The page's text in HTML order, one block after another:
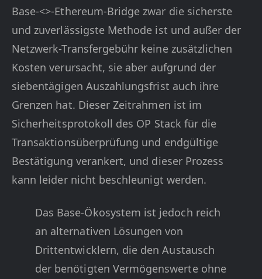
Base-<>-Ethereum-Bridge zwar die sicherste
und zuverlässigste Methode ist und außer der
Netzwerk-Transfergebühr keine zusätzlichen
Kosten verursacht, sie aber aufgrund der
siebentägigen Auszahlungsfrist auch ihre
Grenzen hat. Dieser Zeitrahmen ist im
Sicherheitsprotokoll des OP Stack für die
Transaktionsüberprüfung und endgültige
Bestätigung verankert, und dieser Prozess
kann leider nicht beschleunigt werden.
Das Base-Ökosystem ist jedoch reich
an alternativen Lösungen von
Drittentwicklern, die den Austausch
der benötigten Vermögenswerte ohne